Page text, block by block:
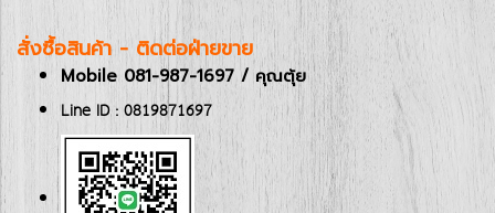
สั่งซื้อสินค้า - ติดต่อฝ่ายขาย
Mobile 081-987-1697 / คุณตุ้ย
Line ID : 0819871697